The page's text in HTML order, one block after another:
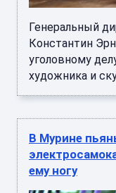
Генеральный
Константин
уголовному
художника и
В Мурине
ему ногу